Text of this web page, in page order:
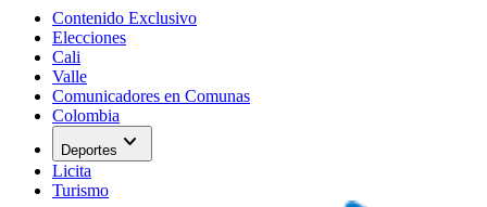
Contenido Exclusivo
Elecciones
Cali
Valle
Comunicadores en Comunas
Colombia
Deportes expand_more
Licita
Turismo